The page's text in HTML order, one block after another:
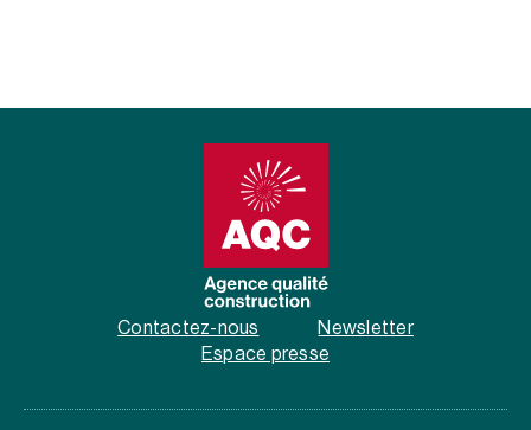
Contactez-nous
Newsletter
Espace presse